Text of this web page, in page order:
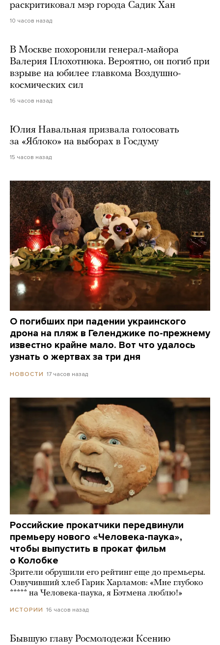
раскритиковал мэр города Садик Хан
10 часов назад
В Москве похоронили генерал-майора
Валерия Плохотнюка. Вероятно, он погиб при
взрыве на юбилее главкома Воздушно-
космических сил
16 часов назад
Юлия Навальная призвала голосовать
за «Яблоко» на выборах в Госдуму
15 часов назад
О погибших при падении украинского
дрона на пляж в Геленджике по-прежнему
известно крайне мало. Вот что удалось
узнать о жертвах за три дня
НОВОСТИ 17 часов назад
Российские прокатчики передвинули
премьеру нового «Человека-паука»,
чтобы выпустить в прокат фильм
о Колобке
Зрители обрушили его рейтинг еще до премьеры.
Озвучивший хлеб Гарик Харламов: «Мне глубоко
***** на Человека-паука, я Бэтмена люблю!»
ИСТОРИИ 16 часов назад
Бывшую главу Росмолодежи Ксению